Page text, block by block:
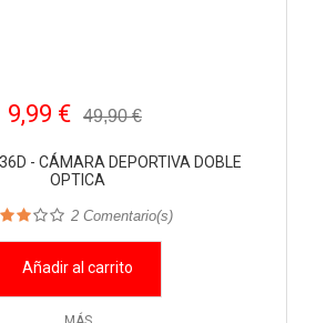
9,99 € 49,90 €
- CÁMARA DEPORTIVA DOBLE
OPTICA
2Comentario(s)
Añadir al carrito